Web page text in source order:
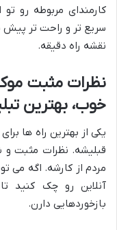
کارمندای مربوطه رو
سریع تر و راحت تر پیش
نقشه راه دقیقه.
نظرات مثبت
خوب، بهترین
یکی از بهترین راه ها
قبلیشه. نظرات مثبت
مردم از کارشه. اگه می
آنلاین رو چک کنید
بازخوردهایی دارن.